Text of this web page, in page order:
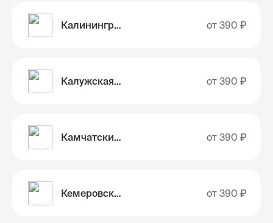
Калининградская область от 390 ₽
Калужская область от 390 ₽
Камчатский край от 390 ₽
Кемеровская область от 390 ₽